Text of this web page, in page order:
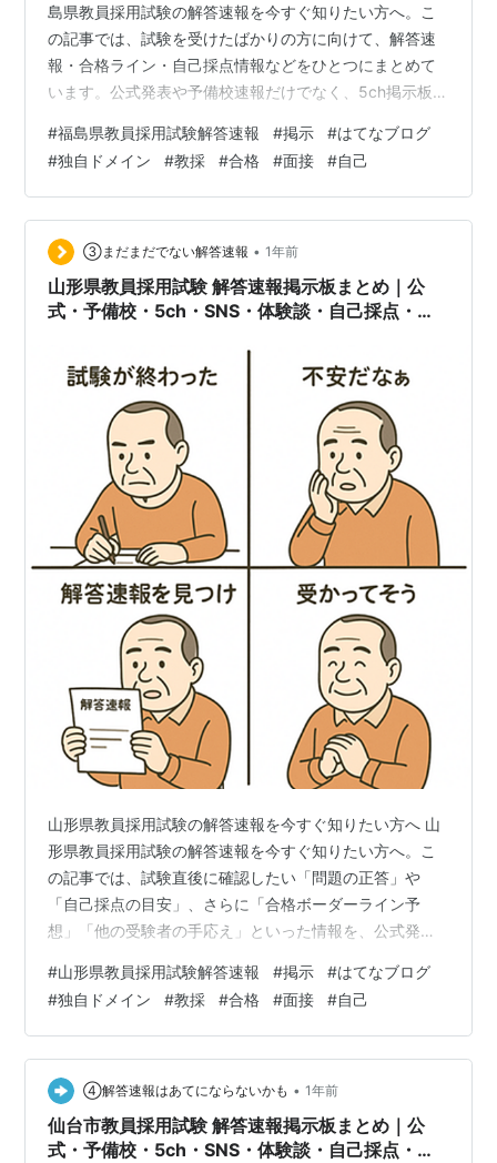
島県教員採用試験の解答速報を今すぐ知りたい方へ。こ
の記事では、試験を受けたばかりの方に向けて、解答速
報・合格ライン・自己採点情報などをひとつにまとめて
います。公式発表や予備校速報だけでなく、5ch掲示板で
ログ体験談も網羅し、「探さなくていい」安心感ある構
成でお届けします。合格発表までの不安な時間を支える
情報源として、ぜひご活用ください。 まずは公式情報を
チェック 福島県教員採用試験に関する最新かつ正確な情
報は、福島県教育委員会の公式ホームページに掲載され
ます。例年、筆記試験後に正答一覧や問題…
#福島県教員採用試験解答速報 #掲示 #はてなブログ
#独自ドメイン #教採 #合格 #面接 #自己
③まだまだでない解答速報 • 1年前
山形県教員採用試験 解答速報掲示板まとめ｜公
式・予備校・5ch・SNS・体験談・自己採点・合
山形県教員採用試験の解答速報を今すぐ知りたい方へ 山
形県教員採用試験の解答速報を今すぐ知りたい方へ。こ
の記事では、試験直後に確認したい「問題の正答」や
「自己採点の目安」、さらに「合格ボーダーライン予
想」「他の受験者の手応え」といった情報を、公式発
談などから一括でまとめました。「探さなくていい」構
成でお届けしますので、試験後の不安な時間に、少しで
も参考になる情報源としてお役立てください。 まずは公
式情報をチェック 解答の正確性や合格発表など、信頼で
きる情報を得たいときは山形県教育委員会の公式サイト
が基本です。例年、筆記試験の問題冊子や正答例が…
#山形県教員採用試験解答速報 #掲示 #はてなブログ
#独自ドメイン #教採 #合格 #面接 #自己
④解答速報はあてにならないかも • 1年前
仙台市教員採用試験 解答速報掲示板まとめ｜公
式・予備校・5ch・SNS・体験談・自己採点・合